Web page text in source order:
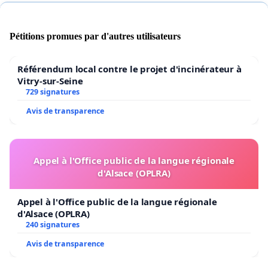
Pétitions promues par d'autres utilisateurs
Référendum local contre le projet d'incinérateur à
Vitry-sur-Seine
729 signatures
Avis de transparence
Appel à l'Office public de la langue régionale
d'Alsace (OPLRA)
Appel à l'Office public de la langue régionale
d'Alsace (OPLRA)
240 signatures
Avis de transparence